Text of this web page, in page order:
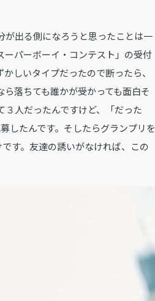
出る側になろうと思ったことは一
パーボーイ・コンテスト」の受付
しいタイプだったので断ったら、
落ちても誰かが受かっても面白そ
人だったんですけど、「だった
したんです。そしたらグランプリを
す。友達の誘いがなければ、この